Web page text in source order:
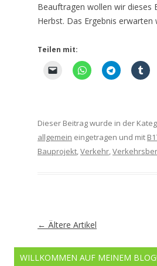
Beauftragen wollen wir dieses
Herbst. Das Ergebnis erwarten
Teilen mit:
Dieser Beitrag wurde in der
allgemein eingetragen und mit
Bauprojekt,Verkehr,
Artikel-
← Ältere Artikel
WILLKOMMEN AUF MEINEM BLOG!